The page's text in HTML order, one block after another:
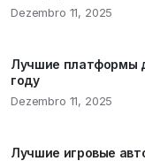
Dezembro 11, 2025
Лучшие платформы
году
Dezembro 11, 2025
Лучшие игровые